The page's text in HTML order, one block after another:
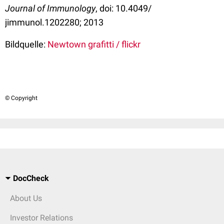
Journal of Immunology, doi: 10.4049/​
jimmunol.1202280; 2013
Bildquelle: Newtown grafitti / flickr
© Copyright
DocCheck
About Us
Investor Relations